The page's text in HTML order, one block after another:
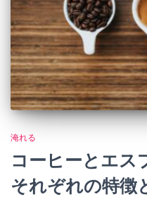
淹れる
コーヒーとエス
それぞれの特徴